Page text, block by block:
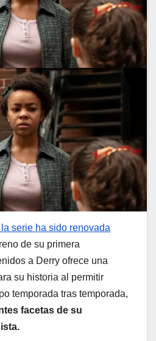
serie ha sido renovada
de su primera
a Derry ofrece una
su historia al permitir
temporada tras temporada,
facetas de su